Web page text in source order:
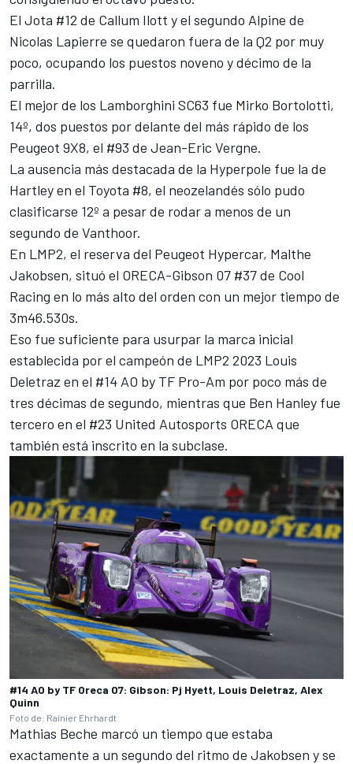
El Jota #12 de Callum Ilott y el segundo Alpine de
Nicolas Lapierre se quedaron fuera de la Q2 por muy
poco, ocupando los puestos noveno y décimo de la
parrilla.
El mejor de los Lamborghini SC63 fue Mirko Bortolotti,
14º, dos puestos por delante del más rápido de los
Peugeot 9X8, el #93 de Jean-Eric Vergne.
La ausencia más destacada de la Hyperpole fue la de
Hartley en el Toyota #8, el neozelandés sólo pudo
clasificarse 12º a pesar de rodar a menos de un
segundo de Vanthoor.
En LMP2, el reserva del Peugeot Hypercar, Malthe
Jakobsen, situó el ORECA-Gibson 07 #37 de Cool
Racing en lo más alto del orden con un mejor tiempo de
3m46.530s.
Eso fue suficiente para usurpar la marca inicial
establecida por el campeón de LMP2 2023 Louis
Deletraz en el #14 AO by TF Pro-Am por poco más de
tres décimas de segundo, mientras que Ben Hanley fue
tercero en el #23 United Autosports ORECA que
también está inscrito en la subclase.
#14 AO by TF Oreca 07: Gibson: Pj Hyett, Louis Deletraz, Alex
Quinn
Foto de: Rainier Ehrhardt
Mathias Beche marcó un tiempo que estaba
exactamente a un segundo del ritmo de Jakobsen y se